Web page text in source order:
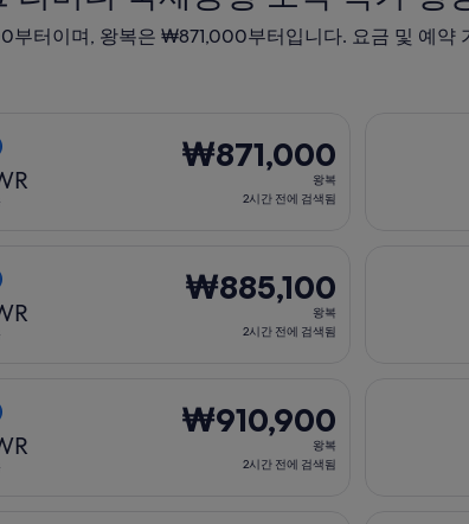
터이며, 왕복은 ₩871,000부터입니다. 요금 및 예약
₩871,000
왕
간
전
됨
₩871,000
왕복
2시간 전에 검색됨
₩885,100
왕
간
전
₩885,100
왕복
2시간 전에 검색됨
₩910,900
왕
₩910,900
왕복
2시간 전에 검색됨